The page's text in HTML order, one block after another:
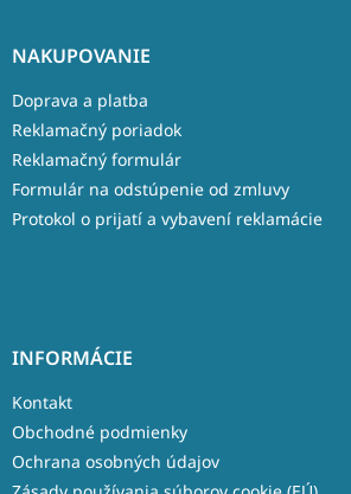
NAKUPOVANIE
Doprava a platba
Reklamačný poriadok
Reklamačný formulár
Formulár na odstúpenie od zmluvy
Protokol o prijatí a vybavení reklamácie
INFORMÁCIE
Kontakt
Obchodné podmienky
Ochrana osobných údajov